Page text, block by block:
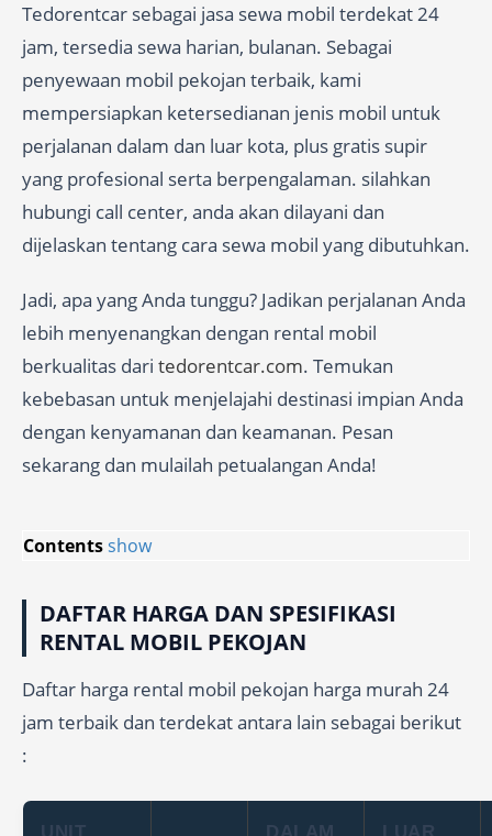
Tedorentcar sebagai jasa sewa mobil terdekat 24
jam, tersedia sewa harian, bulanan. Sebagai
penyewaan mobil pekojan terbaik, kami
mempersiapkan ketersedianan jenis mobil untuk
perjalanan dalam dan luar kota, plus gratis supir
yang profesional serta berpengalaman. silahkan
hubungi call center, anda akan dilayani dan
dijelaskan tentang cara sewa mobil yang dibutuhkan.
Jadi, apa yang Anda tunggu? Jadikan perjalanan Anda
lebih menyenangkan dengan rental mobil
berkualitas dari tedorentcar.com. Temukan
kebebasan untuk menjelajahi destinasi impian Anda
dengan kenyamanan dan keamanan. Pesan
sekarang dan mulailah petualangan Anda!
Contentsshow
DAFTAR HARGA DAN SPESIFIKASI
RENTAL MOBIL PEKOJAN
Daftar harga rental mobil pekojan harga murah 24
jam terbaik dan terdekat antara lain sebagai berikut
: